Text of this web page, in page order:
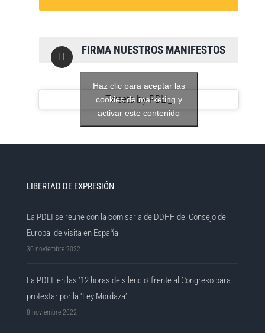
FIRMA NUESTROS MANIFESTOS
Tweets by PDLI_
Haz clic para aceptar las
cookies de marketing y
activar este contenido
LIBERTAD DE EXPRESIÓN
La PDLI se reune con la comisaria de DDHH del Consejo de
Europa, de visita en España
30 noviembre 2022
La PDLI, en las ’12 horas de silencio’ frente al Congreso para
protestar por la ‘Ley Mordaza’
8 noviembre 2022